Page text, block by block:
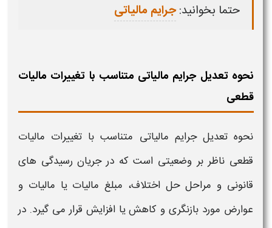
حتما بخوانید:جرایم مالیاتی
نحوه تعدیل جرایم مالیاتی متناسب با تغییرات مالیات
قطعی
نحوهتعدیل جرایم مالیاتی متناسب با تغییرات مالیات
قطعی ناظر بر وضعیتی است که در جریان رسیدگی‌ های
قانونی و مراحل حل اختلاف، مبلغ مالیاتیا مالیات و
عوارض مورد بازنگری و کاهش یا افزایش قرار می‌ گیرد. در